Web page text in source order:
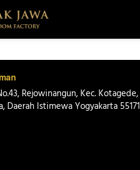
Rejowinangun, Kec. Kotagede,
Daerah Istimewa Yogyakarta 55171